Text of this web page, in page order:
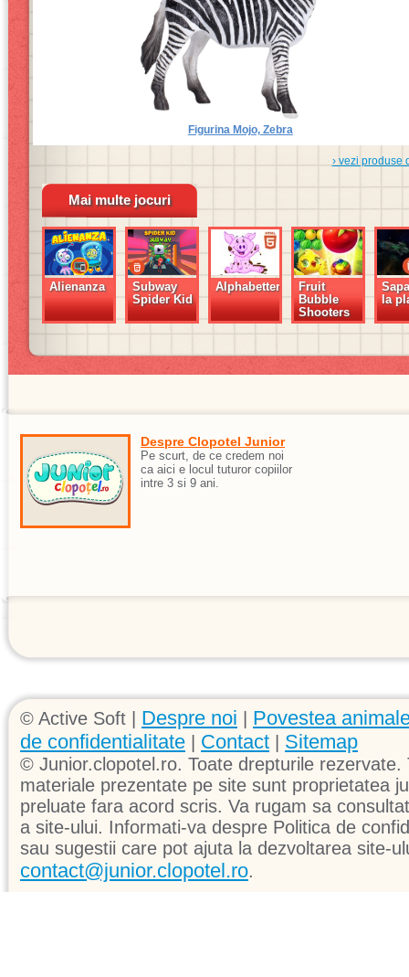
Figurina Mojo, Zebra
› vezi produse
Mai multe jocuri
Alienanza
Subway
Spider Kid
Alphabetter
Fruit
Bubble
Shooters
la
Despre Clopotel Junior
Pe scurt, de ce credem noi
ca aici e locul tuturor copiilor
intre 3 si 9 ani.
© Active Soft | Despre noi
Povestea
de confidentialitate
Contact Sitemap
© Junior.clopotel.ro. Toate drepturile
materiale prezentate pe site sunt proprietatea
preluate fara acord scris. Va rugam sa
a site-ului. Informati-va despre Politica de
sau sugestii care pot ajuta la dezvoltarea site-
contact@junior.clopotel.ro.